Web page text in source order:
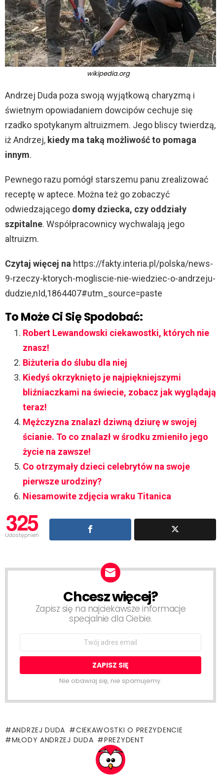
wikipedia.org
Andrzej Duda poza swoją wyjątkową charyzmą i
świetnym opowiadaniem dowcipów cechuje się
rzadko spotykanym altruizmem. Jego bliscy twierdzą,
iż Andrzej, kiedy ma taką możliwość to pomaga
innym.
Pewnego razu pomógł starszemu panu zrealizować
receptę w aptece. Można też go zobaczyć
odwiedzającego domy dziecka, czy oddziały
szpitalne. Współpracownicy wychwalają jego
altruizm.
Czytaj więcej na https://fakty.interia.pl/polska/news-
9-rzeczy-ktorych-mogliscie-nie-wiedziec-o-andrzeju-
dudzie,nId,1864407#utm_source=paste
To Może Ci Się Spodobać:
Robert Lewandowski ciekawostki, których nie
znasz!
Biżuteria do ślubu dla niej
Kiedyś okrzyknięto je najpiękniejszymi
bliźniaczkami na świecie, zobacz jak wyglądają
teraz!
Mężczyzna znalazł dziwną dziurę w swojej
ścianie. To co znalazł w środku zmieniło jego
życie na zawsze!
Co otrzymały dzieci celebrytów na swoje
pierwsze urodziny?
Niesamowite zdjęcia wraku Titanica
325
Udostępnień
NEWSLETTERChcesz więcej?
Zapisz się na najciekawsze informacje
specjalnie dla Ciebie.
Nie obawiaj się, nie spamujemy.
ANDRZEJ DUDA
CIEKAWOSTKI O PREZYDENCIE
MŁODY ANDRZEJ DUDA
PREZYDENT